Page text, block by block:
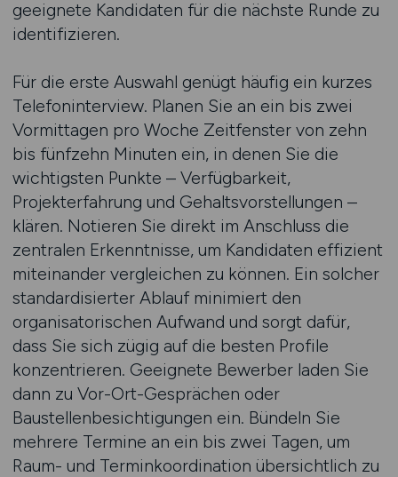
geeignete Kandidaten für die nächste Runde zu
identifizieren.
Für die erste Auswahl genügt häufig ein kurzes
Telefoninterview. Planen Sie an ein bis zwei
Vormittagen pro Woche Zeitfenster von zehn
bis fünfzehn Minuten ein, in denen Sie die
wichtigsten Punkte – Verfügbarkeit,
Projekterfahrung und Gehaltsvorstellungen –
klären. Notieren Sie direkt im Anschluss die
zentralen Erkenntnisse, um Kandidaten effizient
miteinander vergleichen zu können. Ein solcher
standardisierter Ablauf minimiert den
organisatorischen Aufwand und sorgt dafür,
dass Sie sich zügig auf die besten Profile
konzentrieren. Geeignete Bewerber laden Sie
dann zu Vor-Ort-Gesprächen oder
Baustellenbesichtigungen ein. Bündeln Sie
mehrere Termine an ein bis zwei Tagen, um
Raum- und Terminkoordination übersichtlich zu